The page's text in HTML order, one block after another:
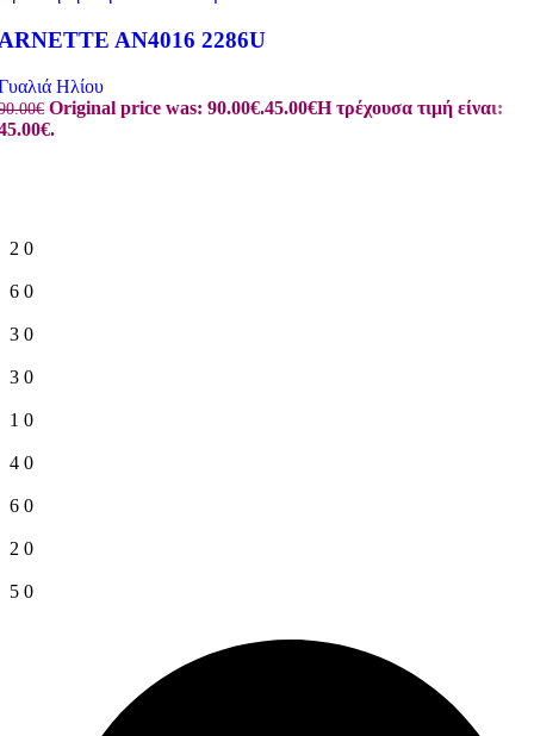
AN4016 2286U
Ηλίου
€ Original price was: 90.00€.45.00€Η τρέχουσα τιμή είναι:
2 0
6 0
3 0
3 0
1 0
4 0
6 0
2 0
5 0